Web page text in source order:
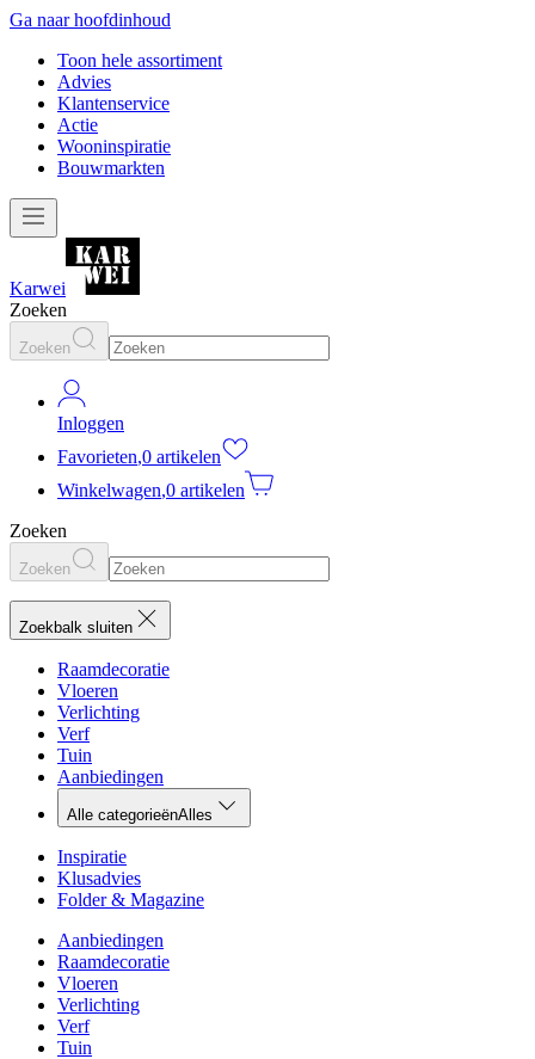
Ga naar hoofdinhoud
Toon hele assortiment
Advies
Klantenservice
Actie
Wooninspiratie
Bouwmarkten
Karwei
Zoeken
Zoeken
Inloggen
Favorieten,0 artikelen
Winkelwagen,0 artikelen
Zoeken
Zoeken
Zoekbalk sluiten
Raamdecoratie
Vloeren
Verlichting
Verf
Tuin
Aanbiedingen
Alle categorieënAlles
Inspiratie
Klusadvies
Folder & Magazine
Aanbiedingen
Raamdecoratie
Vloeren
Verlichting
Verf
Tuin